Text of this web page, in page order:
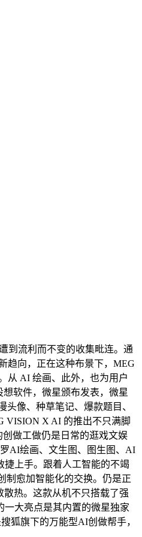
到流利而不变的收集毗连。通
趋向，正在这种布景下，MEG
从 AI 绘画、此外，也为用户
软件，微星颁布发表，微星
像、种草笔记、爆款题目、
VISION X AI 的推出不只满脚
做工做仍是日常的逛戏文娱
AI绘画、文生图、图生图、AI
上手。跟着人工智能的不竭
制愈加智能化的交换。仍是正
热。这款从机不只搭载了强
一大亮点是其内置的微星独家
狐旗下的万能型AI创做帮手，